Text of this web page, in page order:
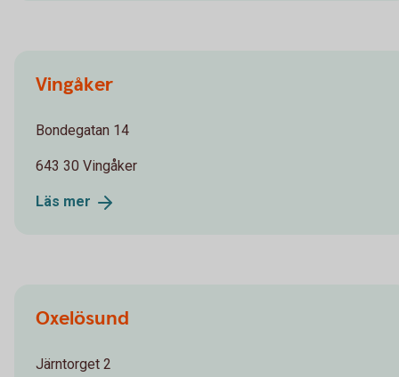
Vingåker
Bondegatan 14
643 30 Vingåker
Läs mer
Oxelösund
Järntorget 2